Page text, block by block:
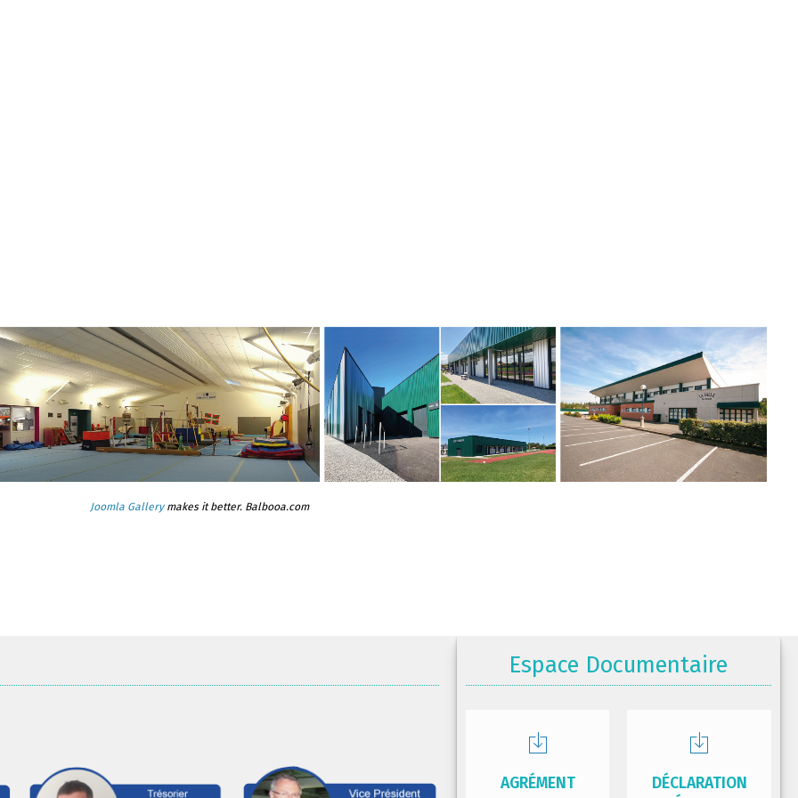
Joomla Gallerymakes it better. Balbooa.com
Espace Documentaire
AGRÉMENT
DÉCLARATION